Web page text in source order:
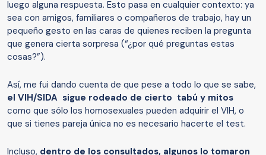
luego alguna respuesta. Esto pasa en cualquier contexto: ya
sea con amigos, familiares o compañeros de trabajo, hay un
pequeño gesto en las caras de quienes reciben la pregunta
que genera cierta sorpresa (“¿por qué preguntas estas
cosas?”).
Así, me fui dando cuenta de que pese a todo lo que se sabe,
el VIH/SIDA sigue rodeado de cierto tabú y mitos
como que sólo los homosexuales pueden adquirir el VIH, o
que si tienes pareja única no es necesario hacerte el test.
Incluso, dentro de los consultados, algunos lo tomaron